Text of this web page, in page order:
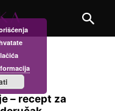
– recept za